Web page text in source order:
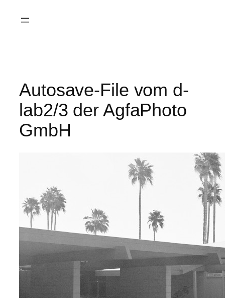
Autosave-File vom d-
lab2/3 der AgfaPhoto
GmbH